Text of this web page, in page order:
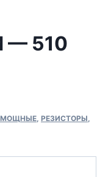
— 510
МОЩНЫЕ РЕЗИСТОРЫ